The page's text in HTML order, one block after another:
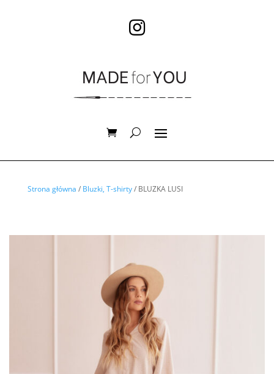

Strona główna / Bluzki, T-shirty/ BLUZKA LUSI